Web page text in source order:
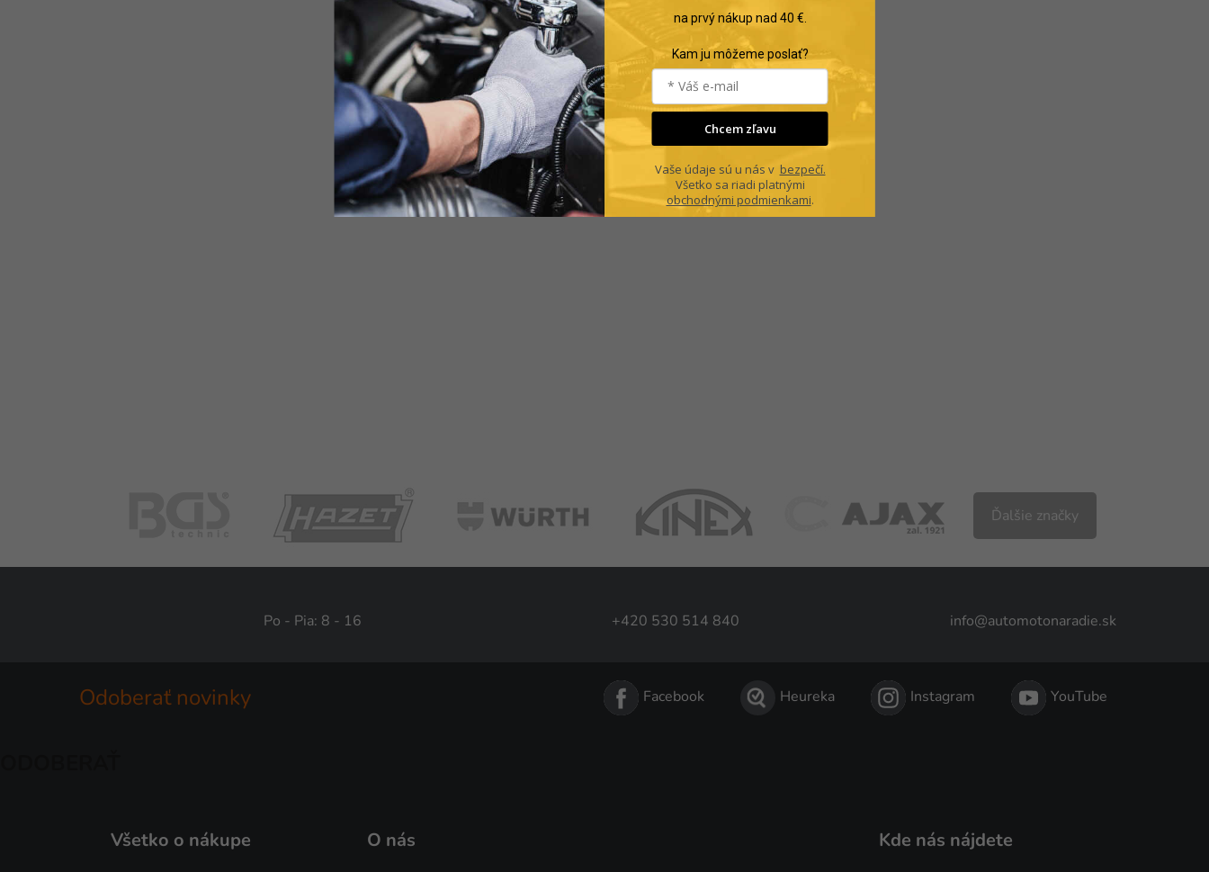
Ďalšie značky
Po - Pia: 8 - 16 +420 530 514 840 info@automotonaradie.sk
Odoberať novinky Facebook Heureka Instagram YouTube
Všetko o nákupe O nás Kde nás nájdete
na prvý nákup nad 40 €.
Kam ju môžeme poslať?
Chcem zľavu
Vaše údaje sú u nás v bezpečí.
Všetko sa riadi platnými
obchodnými podmienkami.